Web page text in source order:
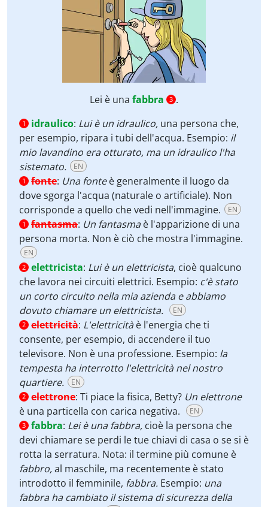
Lei è una fabbra 3 .
1 idraulico: Lui è un idraulico, una persona che,
per esempio, ripara i tubi dell'acqua. Esempio: il
mio lavandino era otturato, ma un idraulico l'ha
sistemato.
EN
1 fonte: Una fonteè generalmente il luogo da
dove sgorga l'acqua (naturale o artificiale). Non
corrisponde a quello che vedi nell'immagine.
EN
1 fantasma: Un fantasmaè l'apparizione di una
persona morta. Non è ciò che mostra l'immagine.
EN
2 elettricista: Lui è un elettricista, cioè qualcuno
che lavora nei circuiti elettrici. Esempio: c'è stato
un corto circuito nella mia azienda e abbiamo
dovuto chiamare un elettricista.
EN
2 elettricità: L'elettricitàè l'energia che ti
consente, per esempio, di accendere il tuo
televisore. Non è una professione. Esempio: la
tempesta ha interrotto l'elettricità nel nostro
quartiere.
EN
2 elettrone: Ti piace la fisica, Betty? Un elettrone
è una particella con carica negativa.
EN
3 fabbra: Lei è una fabbra, cioè la persona che
devi chiamare se perdi le tue chiavi di casa o se si è
rotta la serratura. Nota: il termine più comune è
fabbro,al maschile, ma recentemente è stato
introdotto il femminile, fabbra. Esempio: una
fabbra ha cambiato il sistema di sicurezza della